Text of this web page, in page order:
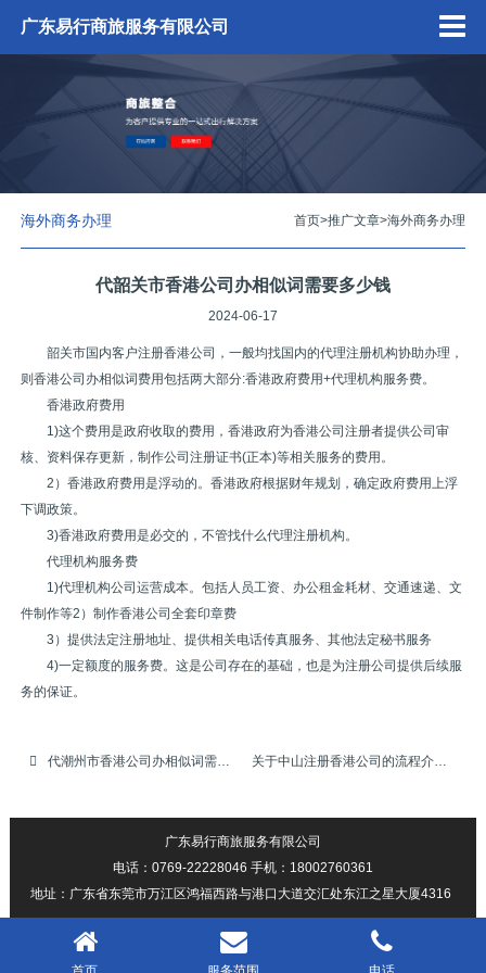
广东易行商旅服务有限公司
海外商务办理 首页>推广文章>海外商务办理
代韶关市香港公司办相似词需要多少钱
2024-06-17
韶关市国内客户注册香港公司，一般均找国内的代理注册机构协助办理，
则香港公司办相似词费用包括两大部分:香港政府费用+代理机构服务费。
香港政府费用
1)这个费用是政府收取的费用，香港政府为香港公司注册者提供公司审
核、资料保存更新，制作公司注册证书(正本)等相关服务的费用。
2）香港政府费用是浮动的。香港政府根据财年规划，确定政府费用上浮
下调政策。
3)香港政府费用是必交的，不管找什么代理注册机构。
代理机构服务费
1)代理机构公司运营成本。包括人员工资、办公租金耗材、交通速递、文
件制作等2）制作香港公司全套印章费
3）提供法定注册地址、提供相关电话传真服务、其他法定秘书服务
4)一定额度的服务费。这是公司存在的基础，也是为注册公司提供后续服
务的保证。
代潮州市香港公司办相似词需要多少钱 关于中山注册香港公司的流程介绍
广东易行商旅服务有限公司
电话：0769-22228046 手机：18002760361
地址：广东省东莞市万江区鸿福西路与港口大道交汇处东江之星大厦4316